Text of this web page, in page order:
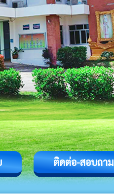
ติดต่อ-สอบถาม